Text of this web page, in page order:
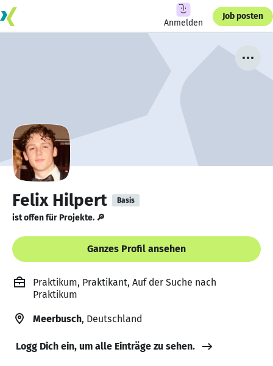
Anmelden
Job posten
Felix Hilpert Basis
ist offen für Projekte. 🔎
Ganzes Profil ansehen
Praktikum, Praktikant, Auf der Suche nach
Praktikum
Meerbusch, Deutschland
Logg Dich ein, um alle Einträge zu sehen.